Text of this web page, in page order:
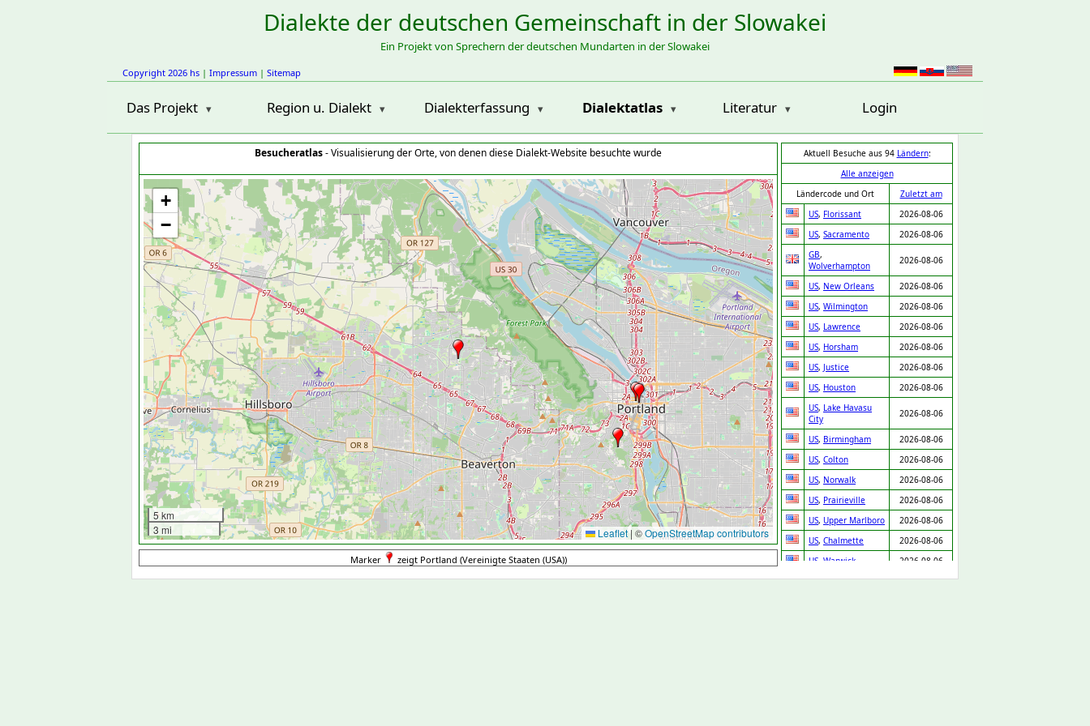
Dialekte der deutschen Gemeinschaft in der Slowakei
Ein Projekt von Sprechern der deutschen Mundarten in der Slowakei
Copyright 2026 hs | Impressum | Sitemap
Das Projekt Region u. Dialekt Dialekterfassung Dialektatlas Literatur Login
Besucheratlas- Visualisierung der Orte, von denen diese Dialekt-Website besuchte wurde
+
−
5 km
3 mi
Leaflet | ©OpenStreetMap contributors
Aktuell Besuche aus 94 Ländern:
Alle anzeigen
Ländercode und Ort
Zuletzt am
US, Florissant
2026-08-06
US, Sacramento
2026-08-06
GB,
Wolverhampton
2026-08-06
US, New Orleans
2026-08-06
US, Wilmington
2026-08-06
US, Lawrence
2026-08-06
US, Horsham
2026-08-06
US, Justice
2026-08-06
US, Houston
2026-08-06
US, Lake Havasu
City
2026-08-06
US, Birmingham
2026-08-06
US, Colton
2026-08-06
US, Norwalk
2026-08-06
US, Prairieville
2026-08-06
US, Upper Marlboro
2026-08-06
US, Chalmette
2026-08-06
US Warwick
2026-08-06
US,Bowie
2026-08-06
Marker zeigt Portland (Vereinigte Staaten (USA))